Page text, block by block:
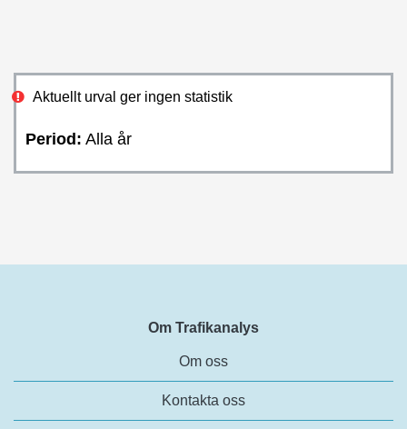
Aktuellt urval ger ingen statistik
Period: Alla år
Om Trafikanalys
Om oss
Kontakta oss